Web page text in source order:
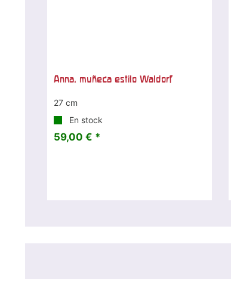
Anna, muñeca estilo Waldorf
27 cm
En stock
59,00 € *